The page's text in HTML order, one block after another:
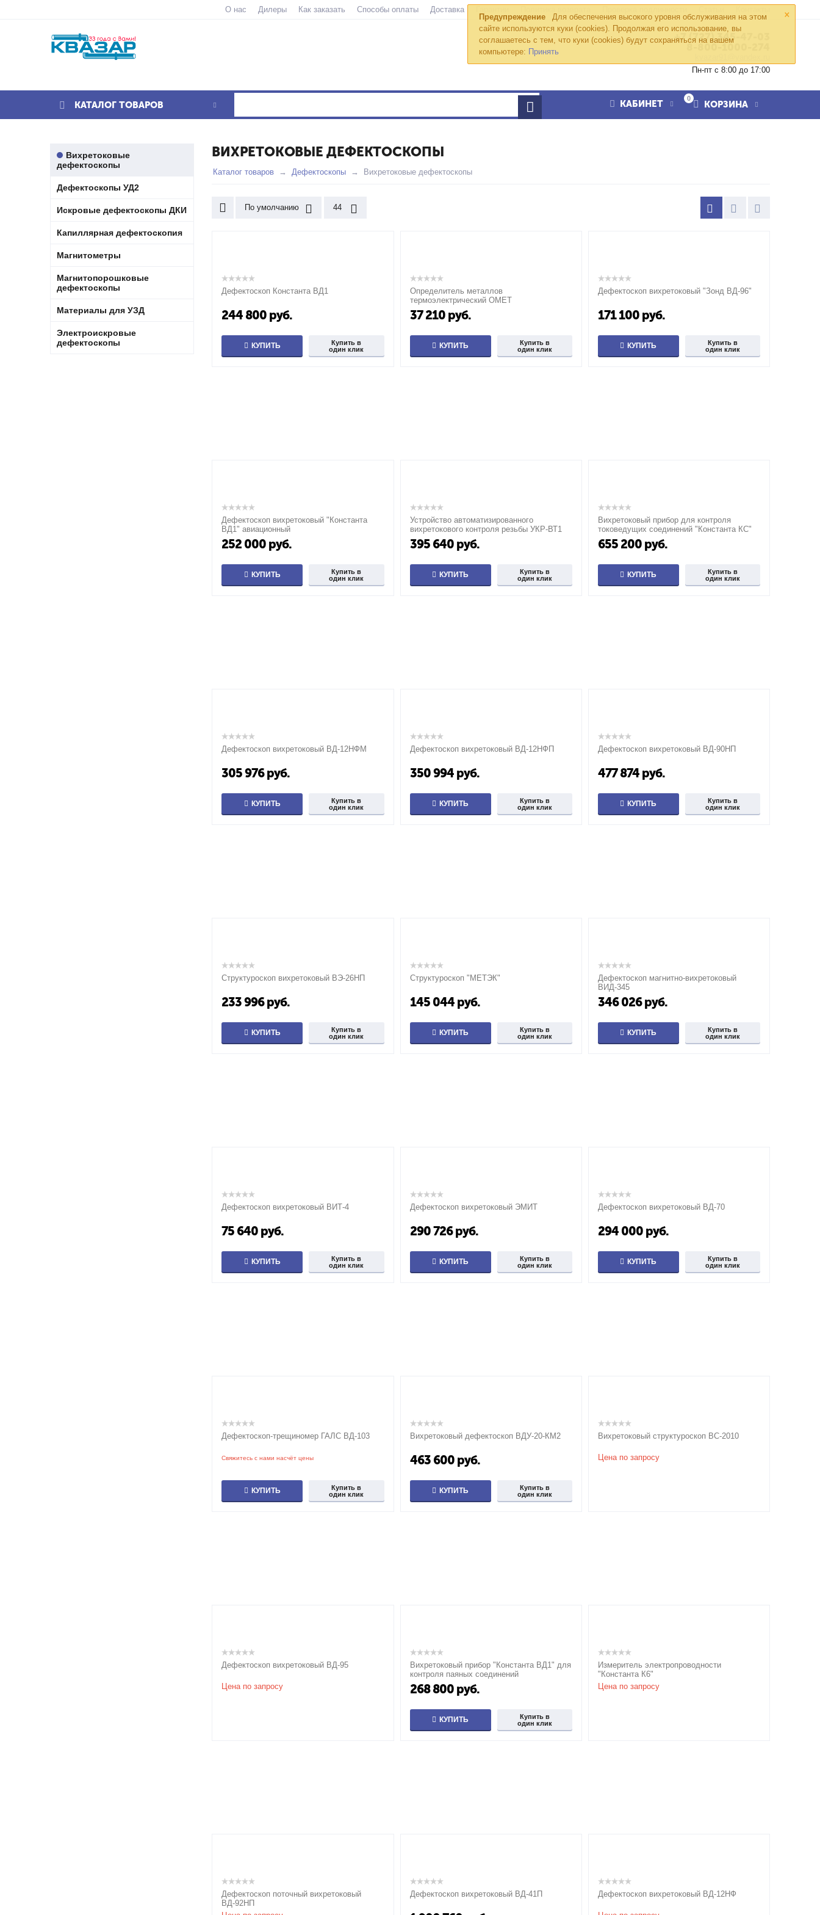
×
Предупреждение
Для обеспечения высокого уровня обслуживания на этом
сайте используются куки (cookies). Продолжая его использование, вы
соглашаетесь с тем, что куки (cookies) будут сохраняться на вашем
компьютере: Принять
О нас Дилеры Как заказать Способы оплаты Доставка
+7 (727) 345-47-03
Пн-пт с 8:00 до 17:00
КАТАЛОГ ТОВАРОВ
0
КОРЗИНА
КАБИНЕТ
ВИХРЕТОКОВЫЕ ДЕФЕКТОСКОПЫ
Каталог товаров Дефектоскопы Вихретоковые дефектоскопы
По умолчанию 44
Дефектоскоп Константа ВД1
244 800 руб.
КУПИТЬ
Купить в
один клик
Определитель металлов
термоэлектрический ОМЕТ
37 210 руб.
КУПИТЬ
Купить в
один клик
Дефектоскоп вихретоковый "Зонд ВД-96"
171 100 руб.
КУПИТЬ
Купить в
один клик
Дефектоскоп вихретоковый "Константа
ВД1" авиационный
252 000 руб.
КУПИТЬ
Купить в
один клик
Устройство автоматизированного
вихретокового контроля резьбы УКР-ВТ1
395 640 руб.
КУПИТЬ
Купить в
один клик
Вихретоковый прибор для контроля
токоведущих соединений "Константа КС"
655 200 руб.
КУПИТЬ
Купить в
один клик
Дефектоскоп вихретоковый ВД-12НФМ
305 976руб.
КУПИТЬ
Купить в
один клик
Дефектоскоп вихретоковый ВД-12НФП
350 994 руб.
КУПИТЬ
Купить в
один клик
Дефектоскоп вихретоковый ВД-90НП
477 874 руб.
КУПИТЬ
Купить в
один клик
Структуроскоп вихретоковый ВЭ-26НП
233 996руб.
КУПИТЬ
Купить в
один клик
Структуроскоп "МЕТЭК"
145 044 руб.
КУПИТЬ
Купить в
один клик
Дефектоскоп магнитно-вихретоковый
ВИД-345
346 026 руб.
КУПИТЬ
Купить в
один клик
Дефектоскоп вихретоковый ВИТ-4
75 640 руб.
КУПИТЬ
Купить в
один клик
Дефектоскоп вихретоковый ЭМИТ
290 726 руб.
КУПИТЬ
Купить в
один клик
Дефектоскоп вихретоковый ВД-70
294 000 руб.
КУПИТЬ
Купить в
один клик
Дефектоскоп-трещиномер ГАЛС ВД-103
Свяжитесь с нами насчёт цены
КУПИТЬ
Купить в
один клик
Вихретоковый дефектоскоп ВДУ-20-КМ2
463 600 руб.
КУПИТЬ
Купить в
один клик
Вихретоковый структуроскоп ВС-2010
Цена по запросу
Дефектоскоп вихретоковый ВД-95
Цена по запросу
Вихретоковый прибор "Константа ВД1" для
контроля паяных соединений
268 800 руб.
КУПИТЬ
Купить в
один клик
Измеритель электропроводности
"Константа К6"
Цена по запросу
Дефектоскоп поточный вихретоковый
ВД-92НП
Дефектоскоп вихретоковый ВД-41П Дефектоскоп вихретоковый ВД-12НФ
Вихретоковые
дефектоскопы
Дефектоскопы УД2
Искровые дефектоскопы ДКИ
Капиллярная дефектоскопия
Магнитометры
Магнитопорошковые
дефектоскопы
Материалы для УЗД
Электроискровые
дефектоскопы